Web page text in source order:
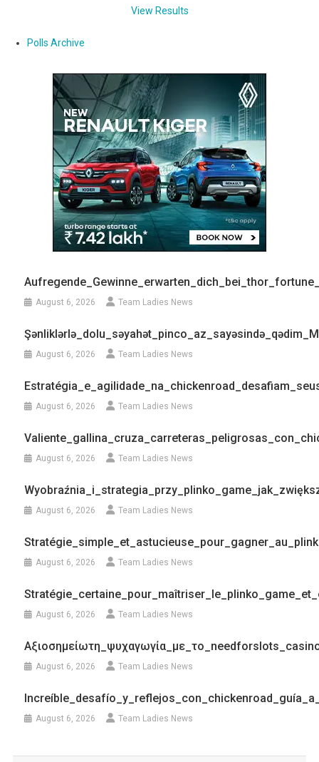
View Results
Polls Archive
August 6, 2026 Team Ladies News
August 6, 2026 Team Ladies News
August 6, 2026 Team Ladies News
August 6, 2026 Team Ladies News
August 6, 2026 Team Ladies News
August 6, 2026 Team Ladies News
August 6, 2026 Team Ladies News
August 6, 2026 Team Ladies News
August 6, 2026 Team Ladies News